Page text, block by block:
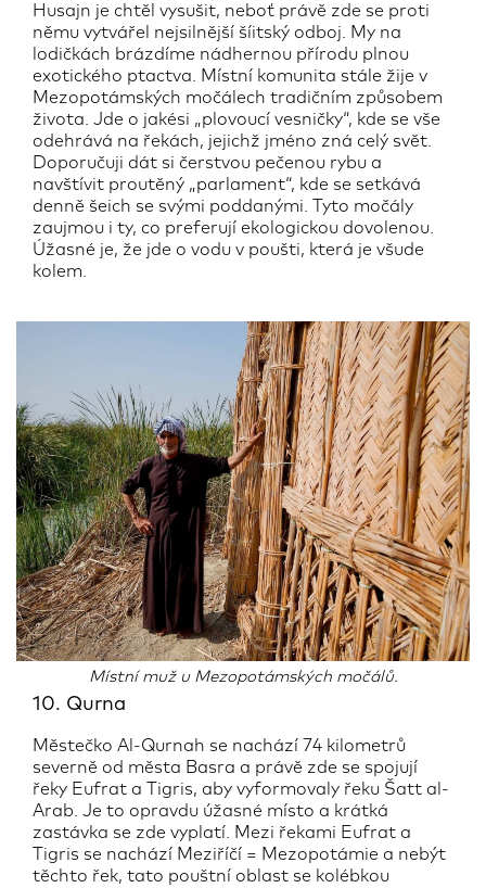
Husajn je chtěl vysušit, neboť právě zde se proti
němu vytvářel nejsilnější šíitský odboj. My na
lodičkách brázdíme nádhernou přírodu plnou
exotického ptactva. Místní komunita stále žije v
Mezopotámských močálech tradičním způsobem
života. Jde o jakési „plovoucí vesničky“, kde se vše
odehrává na řekách, jejichž jméno zná celý svět.
Doporučuji dát si čerstvou pečenou rybu a
navštívit proutěný „parlament“, kde se setkává
denně šeich se svými poddanými. Tyto močály
zaujmou i ty, co preferují ekologickou dovolenou.
Úžasné je, že jde o vodu v poušti, která je všude
kolem.
Místní muž u Mezopotámských močálů.
10. Qurna
Městečko Al-Qurnah se nachází 74 kilometrů
severně od města Basra a právě zde se spojují
řeky Eufrat a Tigris, aby vyformovaly řeku Šatt al-
Arab. Je to opravdu úžasné místo a krátká
zastávka se zde vyplatí. Mezi řekami Eufrat a
Tigris se nachází Meziříčí = Mezopotámie a nebýt
těchto řek, tato pouštní oblast se kolébkou